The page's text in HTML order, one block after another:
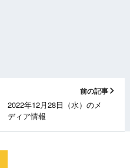
前の記事
2022年12月28日（水）のメ
ディア情報